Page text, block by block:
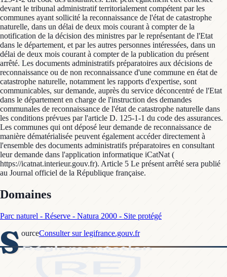
devant le tribunal administratif territorialement compétent par les
communes ayant sollicité la reconnaissance de l'état de catastrophe
naturelle, dans un délai de deux mois courant à compter de la
notification de la décision des ministres par le représentant de l'Etat
dans le département, et par les autres personnes intéressées, dans un
délai de deux mois courant à compter de la publication du présent
arrêté. Les documents administratifs préparatoires aux décisions de
reconnaissance ou de non reconnaissance d'une commune en état de
catastrophe naturelle, notamment les rapports d'expertise, sont
communicables, sur demande, auprès du service déconcentré de l'Etat
dans le département en charge de l'instruction des demandes
communales de reconnaissance de l'état de catastrophe naturelle dans
les conditions prévues par l'article D. 125-1-1 du code des assurances.
Les communes qui ont déposé leur demande de reconnaissance de
manière dématérialisée peuvent également accéder directement à
l'ensemble des documents administratifs préparatoires en consultant
leur demande dans l'application informatique iCatNat (
https://icatnat.interieur.gouv.fr). Article 5 Le présent arrêté sera publié
au Journal officiel de la République française.
Domaines
Parc naturel - Réserve - Natura 2000 - Site protégé
S ourceConsulter sur legifrance.gouv.fr